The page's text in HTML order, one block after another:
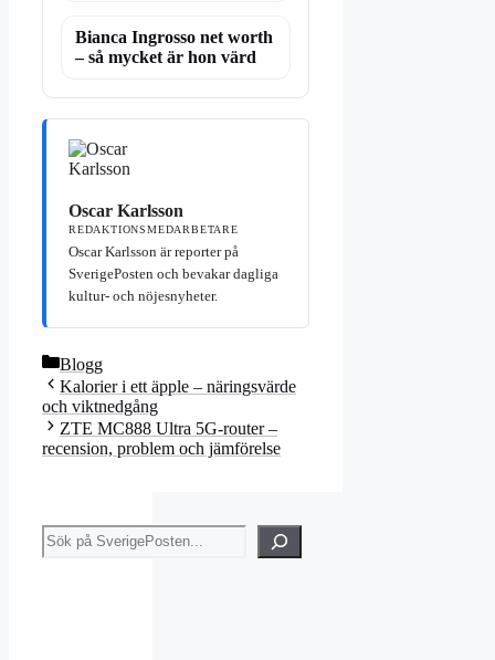
Bianca Ingrosso net worth
– så mycket är hon värd
Oscar Karlsson
REDAKTIONSMEDARBETARE
Oscar Karlsson är reporter på
SverigePosten och bevakar dagliga
kultur- och nöjesnyheter.
Kategorier
Blogg
Kalorier i ett äpple – näringsvärde
och viktnedgång
ZTE MC888 Ultra 5G-router –
recension, problem och jämförelse
Sök